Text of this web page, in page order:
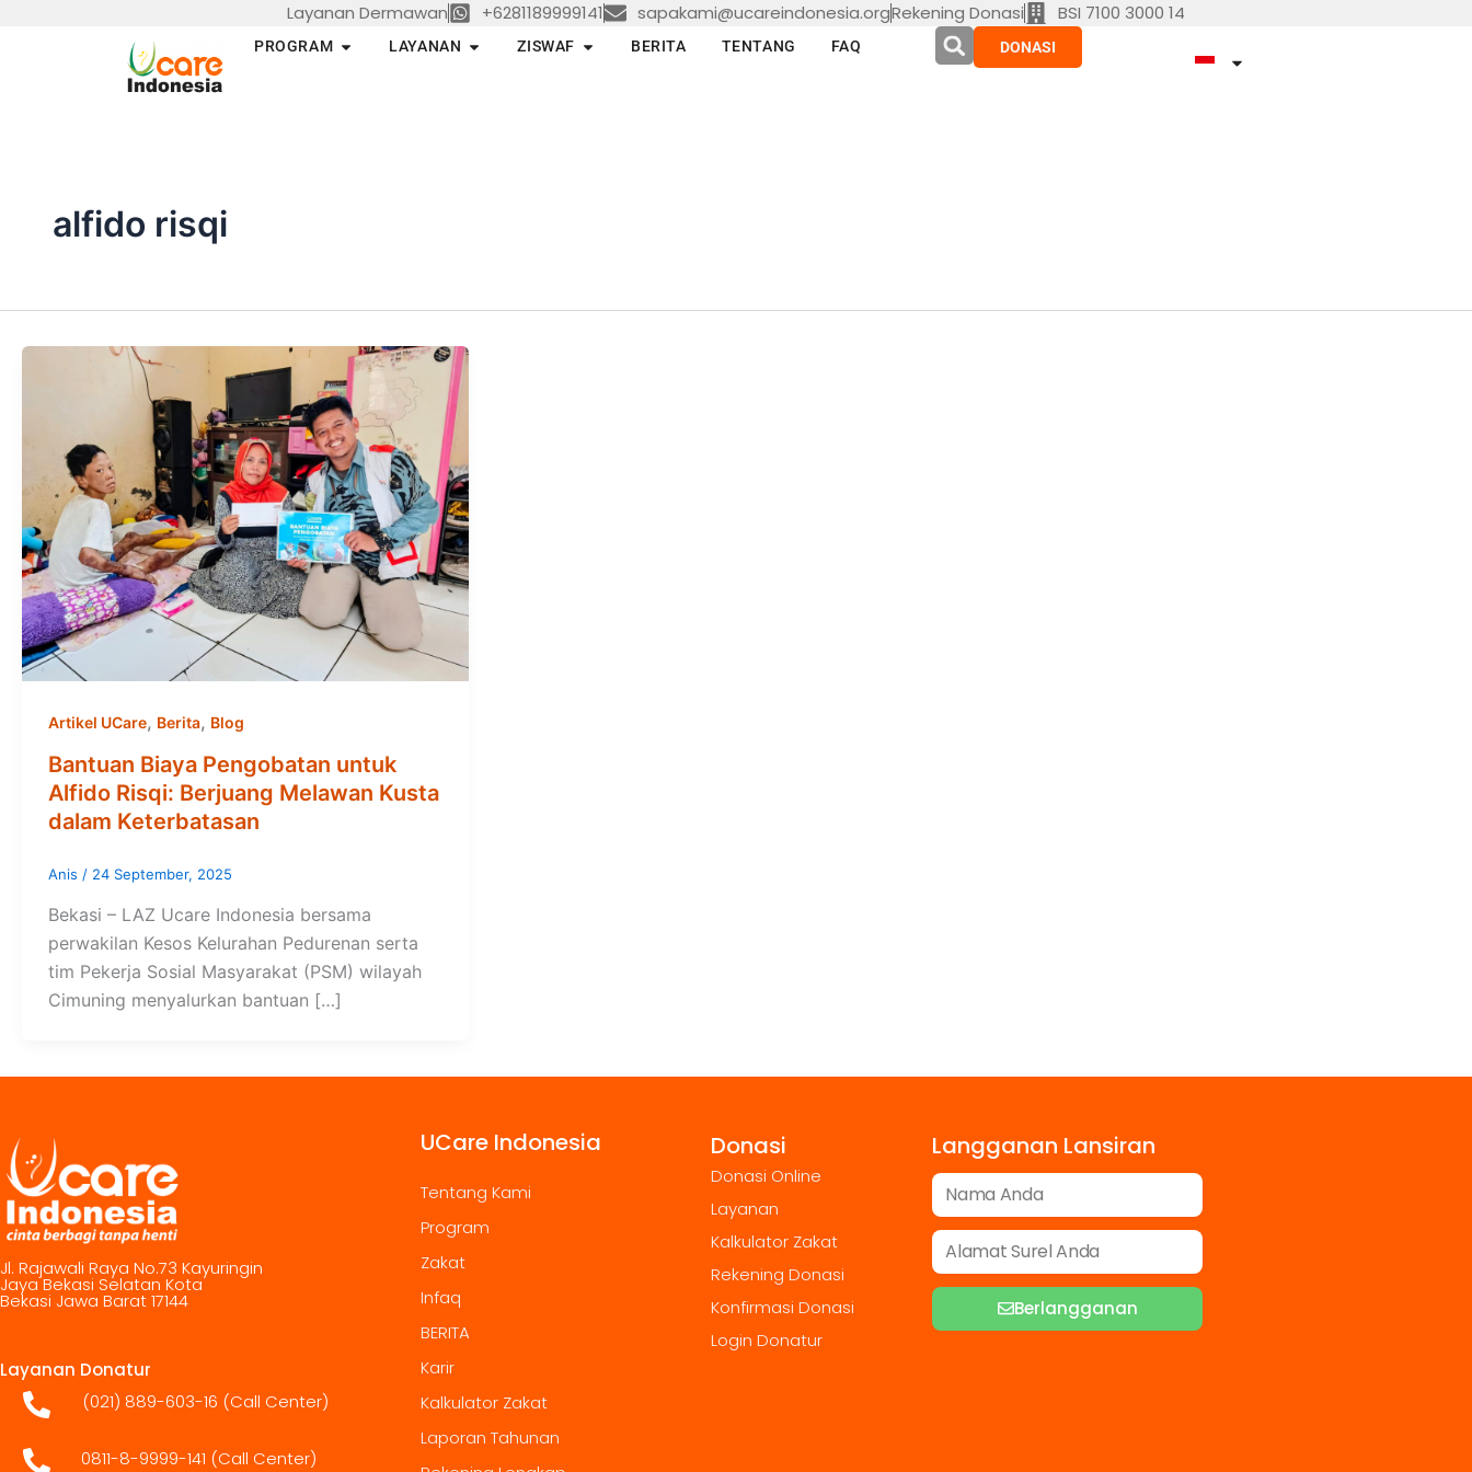
Layanan Dermawan +6281189999141 sapakami@ucareindonesia.orgRekening Donasi BSI 7100 3000 14
PROGRAM Open PROGRAM
LAYANAN Open LAYANAN
ZISWAF Open ZISWAF
BERITA TENTANG FAQ DONASI
alfido risqi
Artikel UCare, Berita, Blog
Bantuan Biaya Pengobatan untuk
Alfido Risqi: Berjuang Melawan Kusta
dalam Keterbatasan
Anis / 24 September, 2025
Bekasi – LAZ Ucare Indonesia bersama
perwakilan Kesos Kelurahan Pedurenan serta
tim Pekerja Sosial Masyarakat (PSM) wilayah
Cimuning menyalurkan bantuan […]
Jl. Rajawali Raya No.73 Kayuringin
Jaya Bekasi Selatan Kota
Bekasi Jawa Barat 17144
Layanan Donatur
(021) 889-603-16 (Call Center)
0811-8-9999-141 (Call Center)
UCare Indonesia
Tentang Kami
Program
Zakat
Infaq
BERITA
Karir
Kalkulator Zakat
Laporan Tahunan
Donasi
Donasi Online
Layanan
Kalkulator Zakat
Rekening Donasi
Konfirmasi Donasi
Login Donatur
Langganan Lansiran
Berlangganan